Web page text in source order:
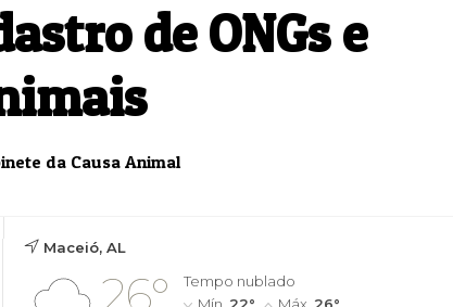
de ONGs e
da Causa Animal
Maceió, AL
26°
Tempo nublado